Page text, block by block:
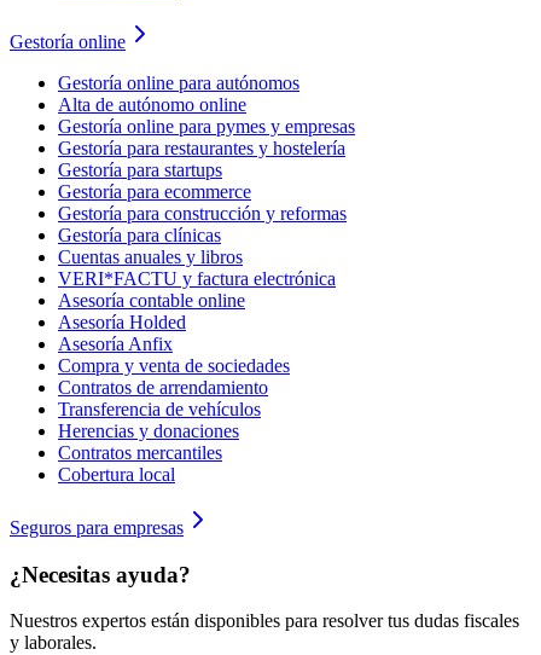
Gestoría online
Gestoría online para autónomos
Alta de autónomo online
Gestoría online para pymes y empresas
Gestoría para restaurantes y hostelería
Gestoría para startups
Gestoría para ecommerce
Gestoría para construcción y reformas
Gestoría para clínicas
Cuentas anuales y libros
VERI*FACTU y factura electrónica
Asesoría contable online
Asesoría Holded
Asesoría Anfix
Compra y venta de sociedades
Contratos de arrendamiento
Transferencia de vehículos
Herencias y donaciones
Contratos mercantiles
Cobertura local
Seguros para empresas
¿Necesitas ayuda?
Nuestros expertos están disponibles para resolver tus dudas fiscales
y laborales.